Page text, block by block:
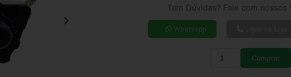
7x de R$ 29,50
9x de R$ 23,54
Tem Dúvidas? Fale com nossos
Whatsapp
Quantidade
Comprar